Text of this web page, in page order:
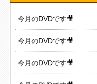
今月のDVDです🎥
今月のDVDです🎥
今月のDVDです🎥